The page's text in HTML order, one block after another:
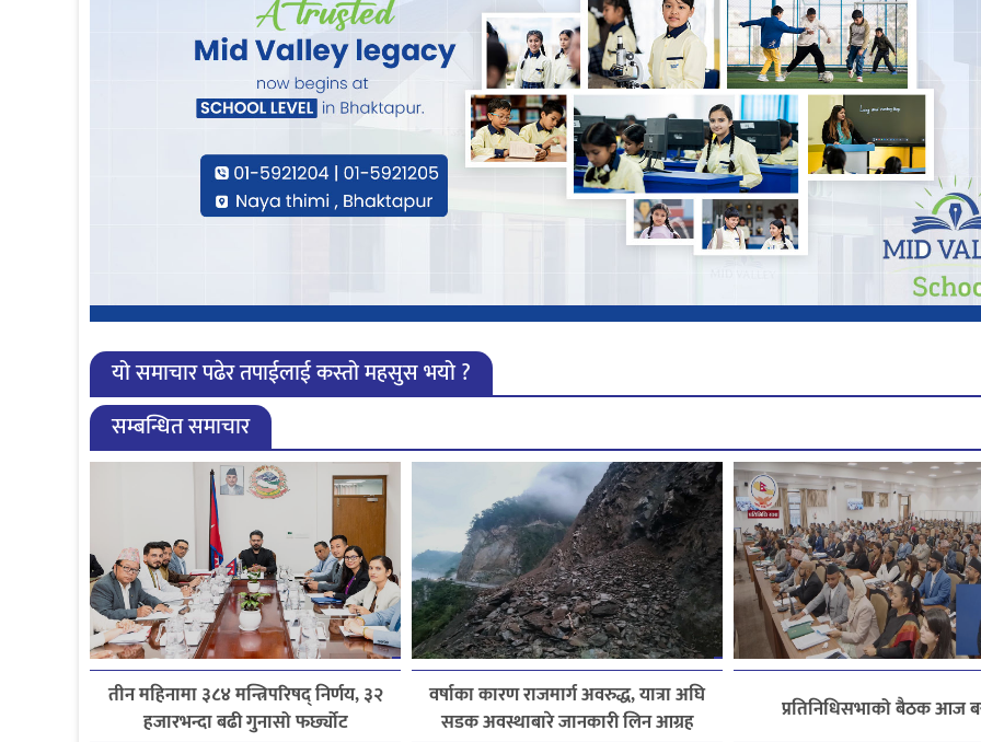
यो समाचार पढेर तपाईलाई कस्तो महसुस भयो ?
सम्बन्धित समाचार
तीन महिनामा ३८४ मन्त्रिपरिषद् निर्णय, ३२
हजारभन्दा बढी गुनासो फर्छ्योट
वर्षाका कारण राजमार्ग अवरुद्ध, यात्रा अघि
सडक अवस्थाबारे जानकारी लिन आग्रह
प्रतिनिधिसभाको बैठक आज